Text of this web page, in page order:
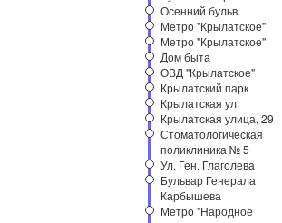
Осенний бульв.
Метро "Крылатское"
Метро "Крылатское"
Дом быта
ОВД "Крылатское"
Крылатский парк
Крылатская ул.
Крылатская улица, 29
Стоматологическая
поликлиника № 5
Ул. Ген. Глаголева
Бульвар Генерала
Карбышева
Метро "Народное